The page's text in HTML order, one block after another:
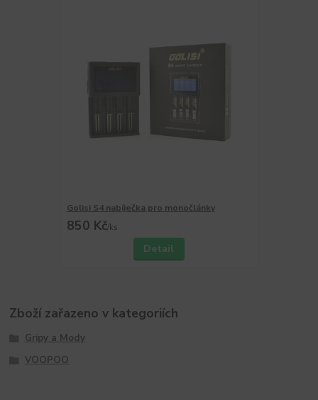
Golisi S4 nabíječka pro monočlánky
850 Kč/ks
Detail
Zboží zařazeno v kategoriích
Gripy a Mody
VOOPOO